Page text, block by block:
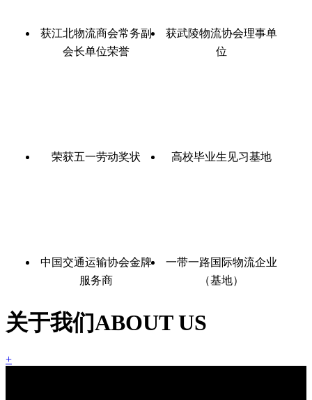
获江北物流商会常务副
会长单位荣誉
获武陵物流协会理事单
位
荣获五一劳动奖状 高校毕业生见习基地
中国交通运输协会金牌
服务商
一带一路国际物流企业
（基地）
关于我们ABOUT US
+